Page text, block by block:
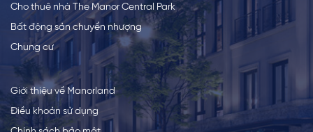
Cho thuê nhà The Manor Central Park
Bất động sản chuyển nhượng
Chung cư
Giới thiệu về Manorland
Điều khoản sử dụng